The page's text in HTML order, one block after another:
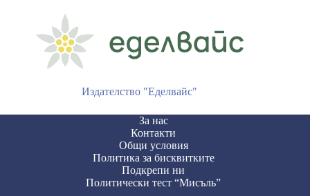
Издателство "Еделвайс"
За нас
Контакти
Общи условия
Политика за бисквитките
Подкрепи ни
Политически тест “Мисъль”